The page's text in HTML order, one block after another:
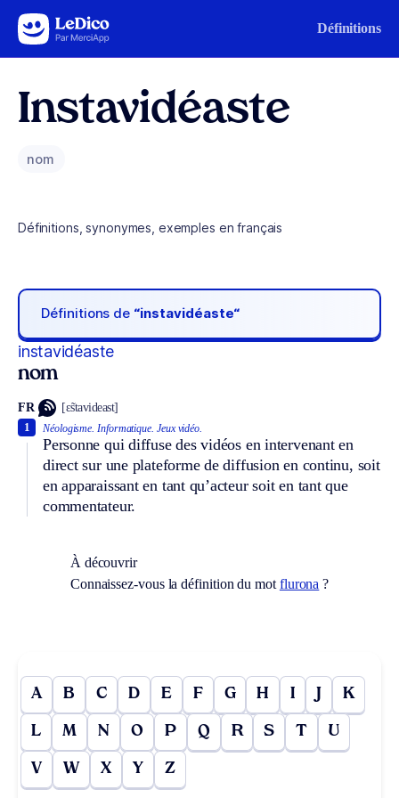
Aller au contenu Définitions
Instavidéaste
nom
Définitions, synonymes, exemples en français
Définitions de “instavidéaste“
instavidéaste
nom
FR [ɛ̃stavideast]
Néologisme. Informatique. Jeux vidéo.
Personne qui diffuse des vidéos en intervenant en
direct sur une plateforme de diffusion en continu, soit
en apparaissant en tant qu’acteur soit en tant que
commentateur.
1
À découvrir
Connaissez-vous la définition du mot flurona ?
A B C D E F G H I J K
L M N O P Q R S T U
V W X Y Z